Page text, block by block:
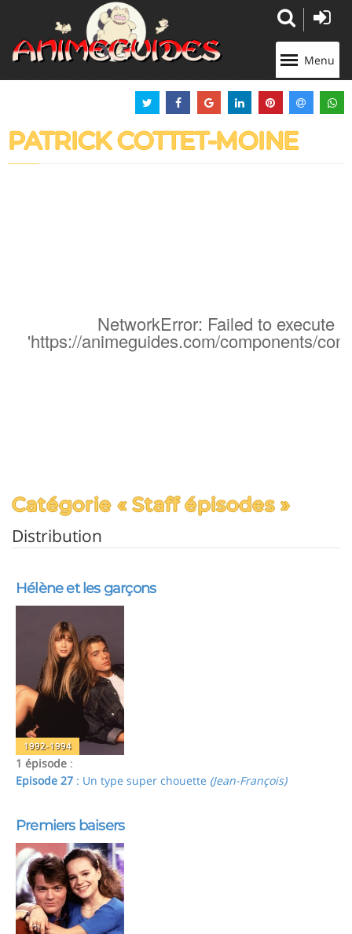
Menu
PATRICK COTTET-MOINE
NetworkError: Failed to execute
'https://animeguides.com/components/
Catégorie « Staff épisodes »
Distribution
Hélène et les garçons
1992-1994
1 épisode :
Episode 27 : Un type super chouette (Jean-François)
Premiers baisers
Panneau de gestion des cookies